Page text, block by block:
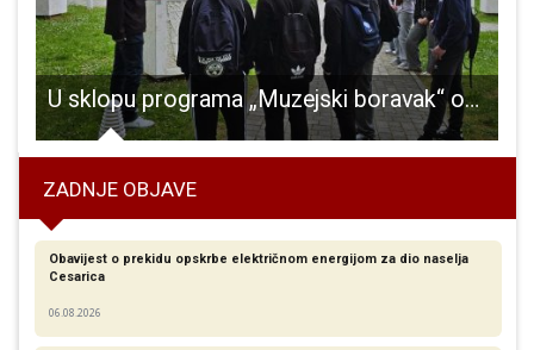
U sklopu programa „Muzejski boravak“ održana 21 terenska radionica za 380 učenika
ZADNJE OBJAVE
Obavijest o prekidu opskrbe električnom energijom za dio naselja
Cesarica
06.08.2026